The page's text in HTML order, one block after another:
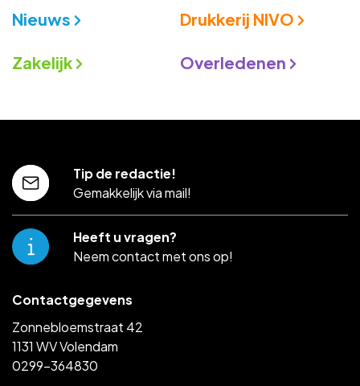
Nieuws Drukkerij NIVO
Zakelijk Overledenen
Contactgegevens
Zonnebloemstraat 42
1131 WV Volendam
0299-364830
Tip de redactie!
Gemakkelijk via mail!
Heeft u vragen?
Neem contact met ons op!